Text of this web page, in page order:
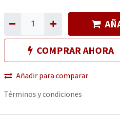
COMPRAR AHORA
Añadir para comparar
Términos y condiciones